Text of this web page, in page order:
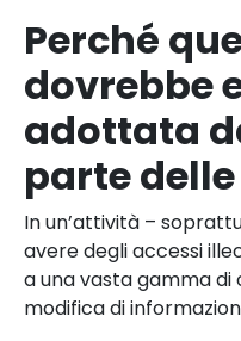
Perché
dovrebbe
adottata
parte
In un’attività –
avere degli accessi
a una vasta gamma di
modifica di